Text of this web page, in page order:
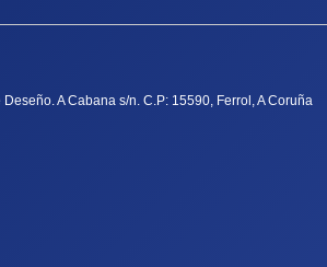
A Cabana s/n. C.P: 15590, Ferrol, A Coruña